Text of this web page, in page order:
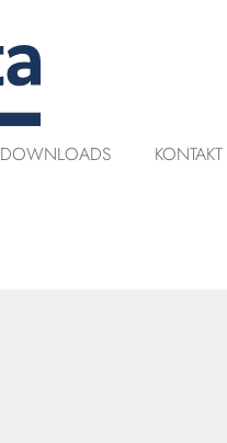
DOWNLOADS KONTAKT